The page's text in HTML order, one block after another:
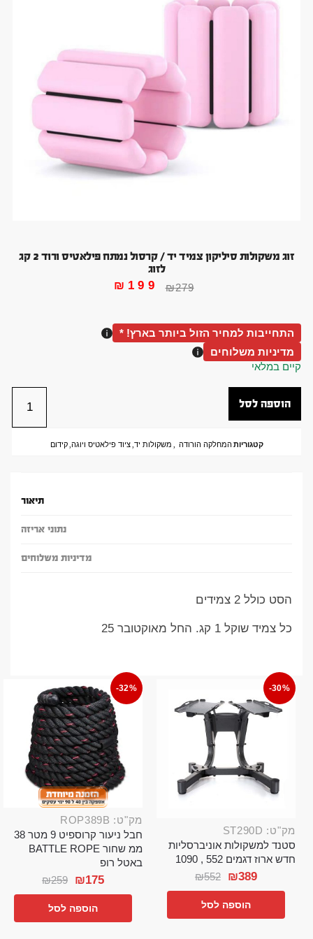
זוג משקולות סיליקון צמיד יד / קרסול נמתח פילאטיס ורוד 2 קג
לזוג
₪279
₪ 199
התחייבות למחיר הזול ביותר בארץ! *
מדיניות משלוחים
קיים במלאי
הוספה לסל
קטגוריות המחלקה הורודה , משקולות יד,ציוד פילאטיס ויוגה,קידום
תיאור
נתוני אריזה
מדיניות משלוחים
הסט כולל 2 צמידים
כל צמיד שוקל 1 קג. החל מאוקטובר 25
-30%
מק"ט: ST290D
סטנד למשקולות אוניברסליות
חדש ארוז דגמים 552 , 1090
₪552 ₪389
הוספה לסל
-32%
מק"ט: ROP389B
חבל ניעור קרוספיט 9 מטר 38
ממ שחור BATTLE ROPE
באטל רופ
₪259 ₪175
הוספה לסל